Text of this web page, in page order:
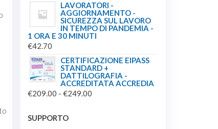
LAVORATORI -
AGGIORNAMENTO -
SICUREZZA SUL LAVORO
IN TEMPO DI PANDEMIA -
1 ORA E 30 MINUTI
€42.70
CERTIFICAZIONE EIPASS
STANDARD +
DATTILOGRAFIA -
ACCREDITATA ACCREDIA
€209.00 - €249.00
SUPPORTO